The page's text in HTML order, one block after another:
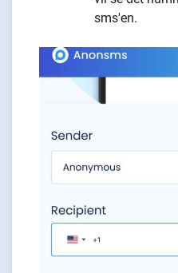
sms'en.